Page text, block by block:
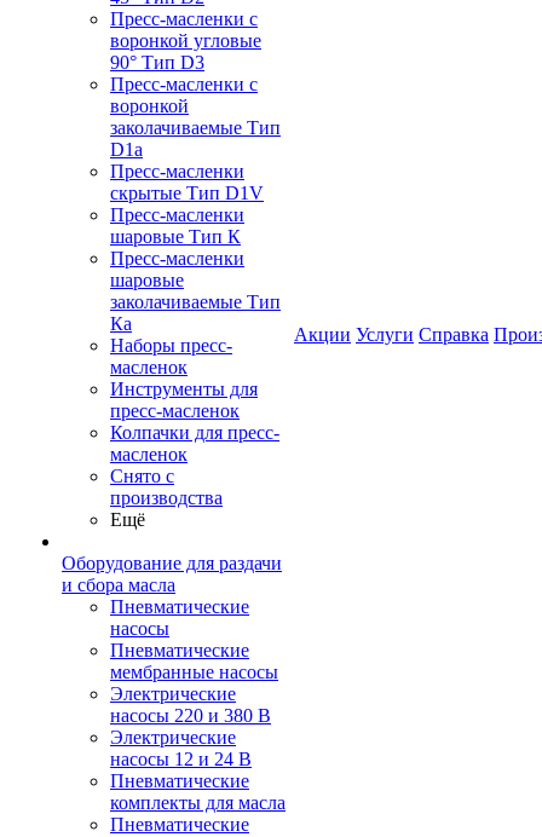
Пресс-масленки с
воронкой угловые
90° Тип D3
Пресс-масленки с
воронкой
заколачиваемые Тип
D1a
Пресс-масленки
скрытые Тип D1V
Пресс-масленки
шаровые Тип К
Пресс-масленки
шаровые
заколачиваемые Тип
Кa
Наборы пресс-
масленок
Инструменты для
пресс-масленок
Колпачки для пресс-
масленок
Снято с
производства
Ещё
Оборудование для раздачи
и сбора масла
Пневматические
насосы
Пневматические
мембранные насосы
Электрические
насосы 220 и 380 В
Электрические
насосы 12 и 24 В
Пневматические
комплекты для масла
Пневматические
Акции Услуги Справка